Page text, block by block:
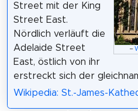
–
Street mit der King
Street East.
Nördlich verläuft die
Adelaide Street
East, östlich von ihr
erstreckt sich der
Wikipedia: St.-James-